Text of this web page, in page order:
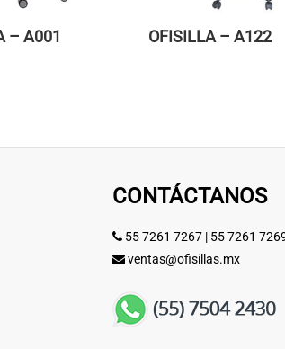
– A001 OFISILLA – A122
CONTÁCTANOS
55 7261 7267| 55 7261
ventas@ofisillas.mx